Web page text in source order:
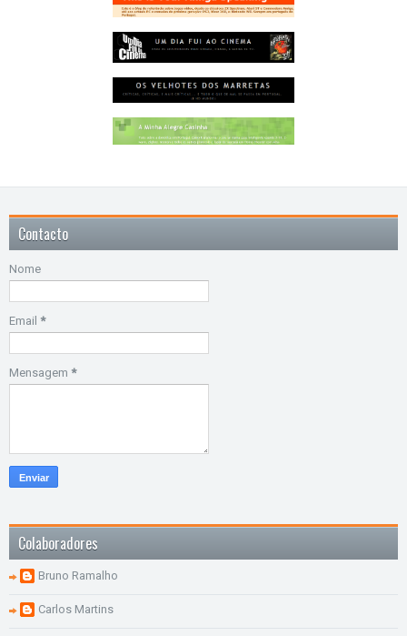
Contacto
Nome
Email *
Mensagem *
Colaboradores
Bruno Ramalho
Carlos Martins